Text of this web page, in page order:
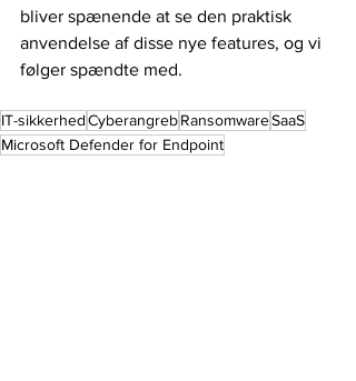
bliver spænende at se den praktisk
anvendelse af disse nye features, og vi
følger spændte med.
IT-sikkerhedCyberangrebRansomwareSaaS
Microsoft Defender for Endpoint